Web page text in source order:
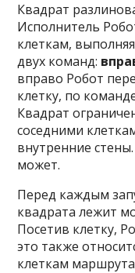
Квадрат
Исполнитель
клеткам,
двух команд:
вправо Робот
клетку, по
Квадрат
соседними
внутренние
может.
Перед каждым
квадрата лежит
Посетив клетку,
это также
клеткам